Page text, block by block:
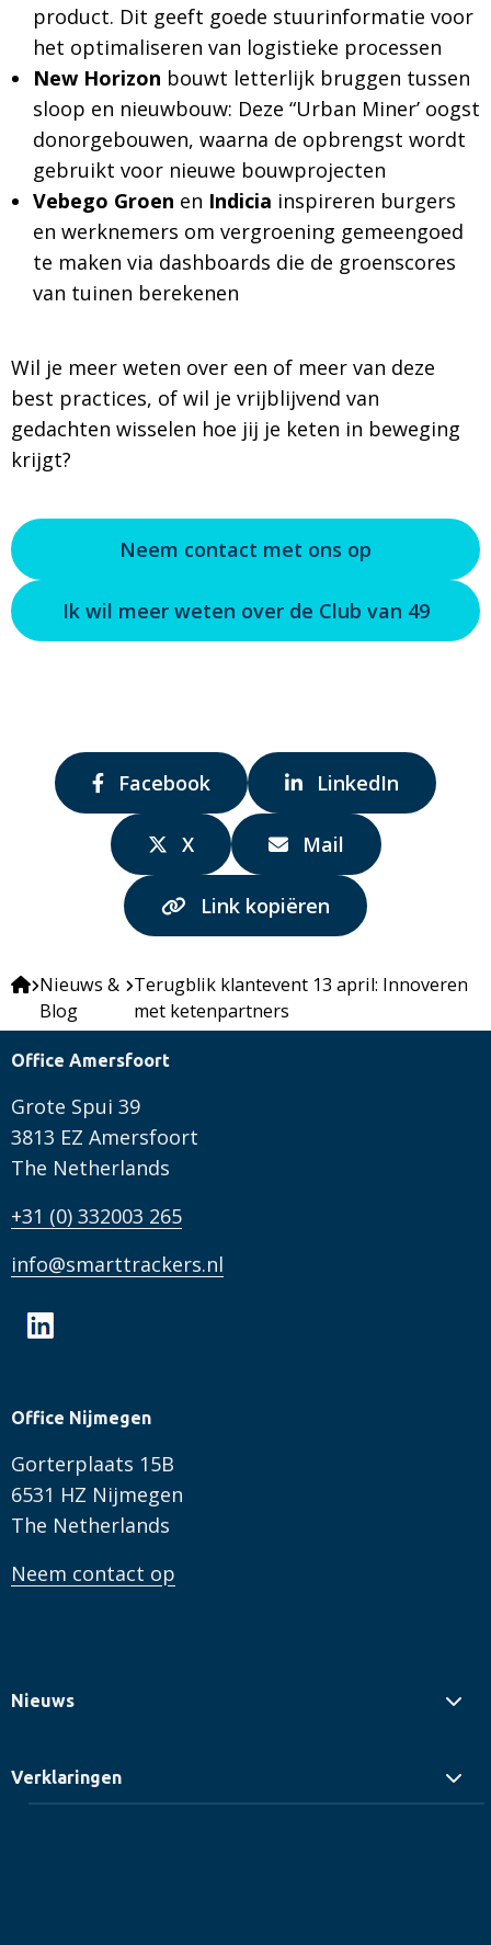
product. Dit geeft goede stuurinformatie voor
het optimaliseren van logistieke processen
New Horizon bouwt letterlijk bruggen tussen
sloop en nieuwbouw: Deze “Urban Miner’ oogst
donorgebouwen, waarna de opbrengst wordt
gebruikt voor nieuwe bouwprojecten
Vebego Groen en Indicia inspireren burgers
en werknemers om vergroening gemeengoed
te maken via dashboards die de groenscores
van tuinen berekenen
Wil je meer weten over een of meer van deze
best practices, of wil je vrijblijvend van
gedachten wisselen hoe jij je keten in beweging
krijgt?
Neem contact met ons op
Ik wil meer weten over de Club van 49
Delen
via:
Facebook
Delen
LinkedIn
Delen
via:
X
Delen
Mail
Link kopiëren
Nieuws &
Blog
Terugblik klantevent 13 april: Innoveren
met ketenpartners
Office Amersfoort
Grote Spui 39
3813 EZ Amersfoort
The Netherlands
+31 (0) 332003 265
info@smarttrackers.nl
Office Nijmegen
Gorterplaats 15B
6531 HZ Nijmegen
The Netherlands
Neem contact op
Nieuws
Verklaringen